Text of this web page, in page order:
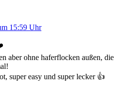
15:59 Uhr
aber ohne haferflocken außen, die
super easy und super lecker 👍